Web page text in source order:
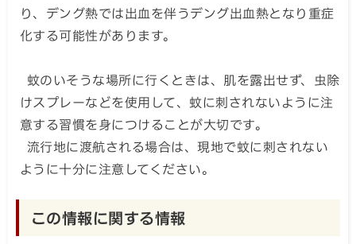
り、デング熱では出血を伴うデング出血熱となり重症
化する可能性があります。
蚊のいそうな場所に行くときは、肌を露出せず、虫除
けスプレーなどを使用して、蚊に刺されないように注
意する習慣を身につけることが大切です。
流行地に渡航される場合は、現地で蚊に刺されない
ように十分に注意してください。
この情報に関する情報